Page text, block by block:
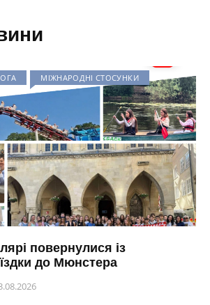
МІЖНАРОДНІ СТОСУНКИ
повернулися із
до Мюнстера